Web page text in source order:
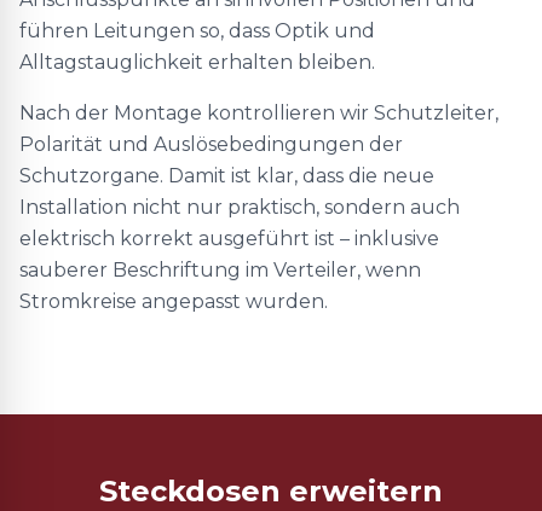
führen Leitungen so, dass Optik und
Alltagstauglichkeit erhalten bleiben.
Nach der Montage kontrollieren wir Schutzleiter,
Polarität und Auslösebedingungen der
Schutzorgane. Damit ist klar, dass die neue
Installation nicht nur praktisch, sondern auch
elektrisch korrekt ausgeführt ist – inklusive
sauberer Beschriftung im Verteiler, wenn
Stromkreise angepasst wurden.
Steckdosen erweitern